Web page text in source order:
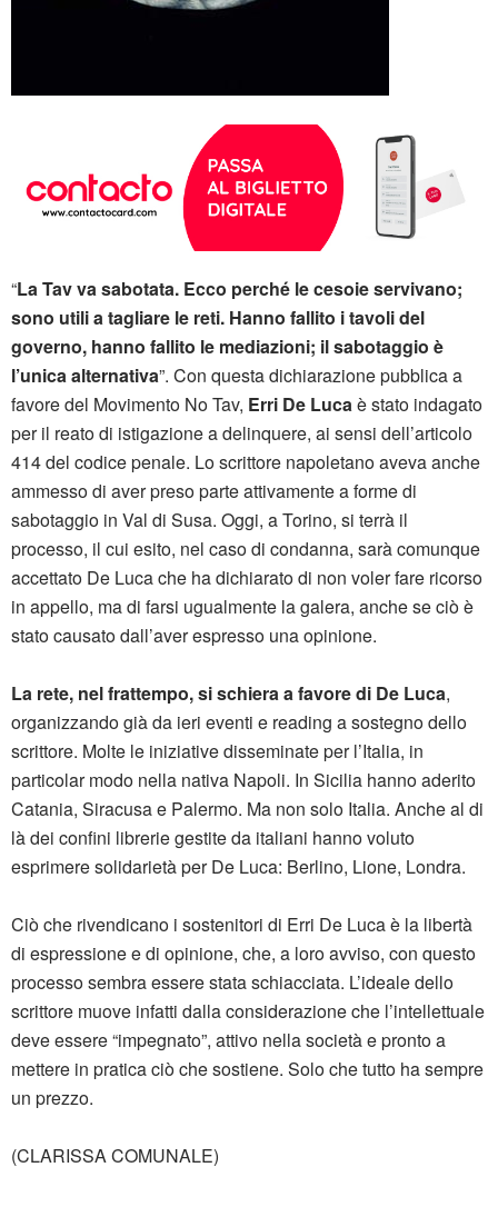
“La Tav va sabotata. Ecco perché le cesoie servivano;
sono utili a tagliare le reti. Hanno fallito i tavoli del
governo, hanno fallito le mediazioni; il sabotaggio è
l’unica alternativa”. Con questa dichiarazione pubblica a
favore del Movimento No Tav, Erri De Lucaè stato indagato
per il reato di istigazione a delinquere, ai sensi dell’articolo
414 del codice penale. Lo scrittore napoletano aveva anche
ammesso di aver preso parte attivamente a forme di
sabotaggio in Val di Susa. Oggi, a Torino, si terrà il
processo, il cui esito, nel caso di condanna, sarà comunque
accettato De Luca che ha dichiarato di non voler fare ricorso
in appello, ma di farsi ugualmente la galera, anche se ciò è
stato causato dall’aver espresso una opinione.
La rete, nel frattempo, si schiera a favore di De Luca,
organizzando già da ieri eventi e reading a sostegno dello
scrittore. Molte le iniziative disseminate per l’Italia, in
particolar modo nella nativa Napoli. In Sicilia hanno aderito
Catania, Siracusa e Palermo. Ma non solo Italia. Anche al di
là dei confini librerie gestite da italiani hanno voluto
esprimere solidarietà per De Luca: Berlino, Lione, Londra.
Ciò che rivendicano i sostenitori di Erri De Luca è la libertà
di espressione e di opinione, che, a loro avviso, con questo
processo sembra essere stata schiacciata. L’ideale dello
scrittore muove infatti dalla considerazione che l’intellettuale
deve essere “impegnato”, attivo nella società e pronto a
mettere in pratica ciò che sostiene. Solo che tutto ha sempre
un prezzo.
(CLARISSA COMUNALE)